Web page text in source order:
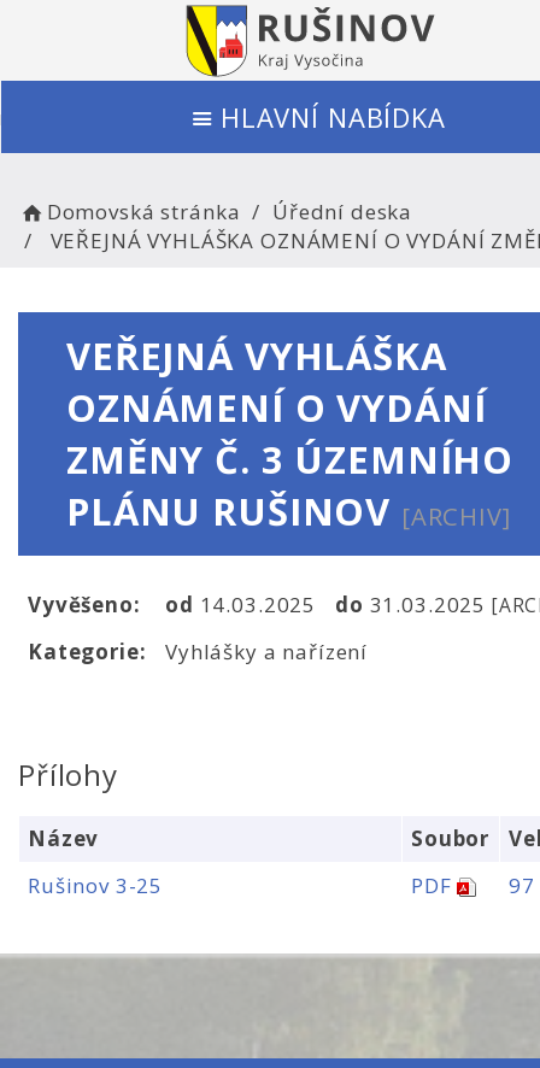
HLAVNÍ NABÍDKA
Domovská stránka
Úřední deska
VEŘEJNÁ VYHLÁŠKA OZNÁMENÍ O VYDÁNÍ
VEŘEJNÁ VYHLÁŠKA
OZNÁMENÍ O VYDÁNÍ
ZMĚNY Č. 3 ÚZEMNÍHO
PLÁNU RUŠINOV [ARCHIV]
Vyvěšeno: od 14.03.2025 do 31.03.2025
Kategorie: Vyhlášky a nařízení
Přílohy
Název Soubor
Rušinov 3-25
PDF 97